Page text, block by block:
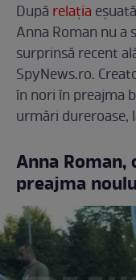
După relația
Anna Roman nu
surprinsă recent
SpyNews.ro.
în nori în preajma
urmări dureroase,
Anna
preajma